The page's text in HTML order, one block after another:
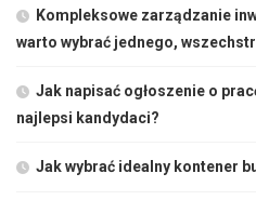
Kompleksowe zarządzanie
warto wybrać jednego,
Jak napisać ogłoszenie o
najlepsi kandydaci?
Jak wybrać idealny kontener